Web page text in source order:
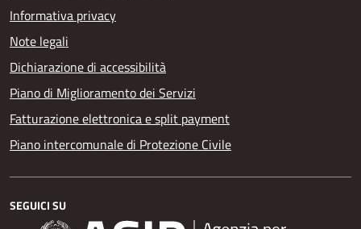
Informativa privacy
Note legali
Dichiarazione di accessibilità
Piano di Miglioramento dei Servizi
Fatturazione elettronica e split payment
Piano intercomunale di Protezione Civile
SEGUICI SU